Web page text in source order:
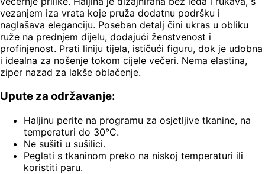
vezanjem iza vrata koje pruža dodatnu podršku i
naglašava eleganciju. Poseban detalj čini ukras u obliku
ruže na prednjem dijelu, dodajući ženstvenost i
profinjenost. Prati liniju tijela, ističući figuru, dok je udobna
i idealna za nošenje tokom cijele večeri. Nema elastina,
ziper nazad za lakše oblačenje.
Upute za održavanje:
Haljinu perite na programu za osjetljive tkanine, na
temperaturi do 30°C.
Ne sušiti u sušilici.
Peglati s tkaninom preko na niskoj temperaturi ili
koristiti paru.